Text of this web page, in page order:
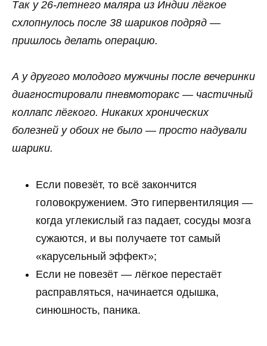
Так у 26-летнего маляра из Индии лёгкое
схлопнулось после 38 шариков подряд —
пришлось делать операцию.
А у другого молодого мужчины после вечеринки
диагностировали пневмоторакс — частичный
коллапс лёгкого. Никаких хронических
болезней у обоих не было — просто надували
шарики.
Если повезёт, то всё закончится
головокружением. Это гипервентиляция —
когда углекислый газ падает, сосуды мозга
сужаются, и вы получаете тот самый
«карусельный эффект»;
Если не повезёт — лёгкое перестаёт
расправляться, начинается одышка,
синюшность, паника.